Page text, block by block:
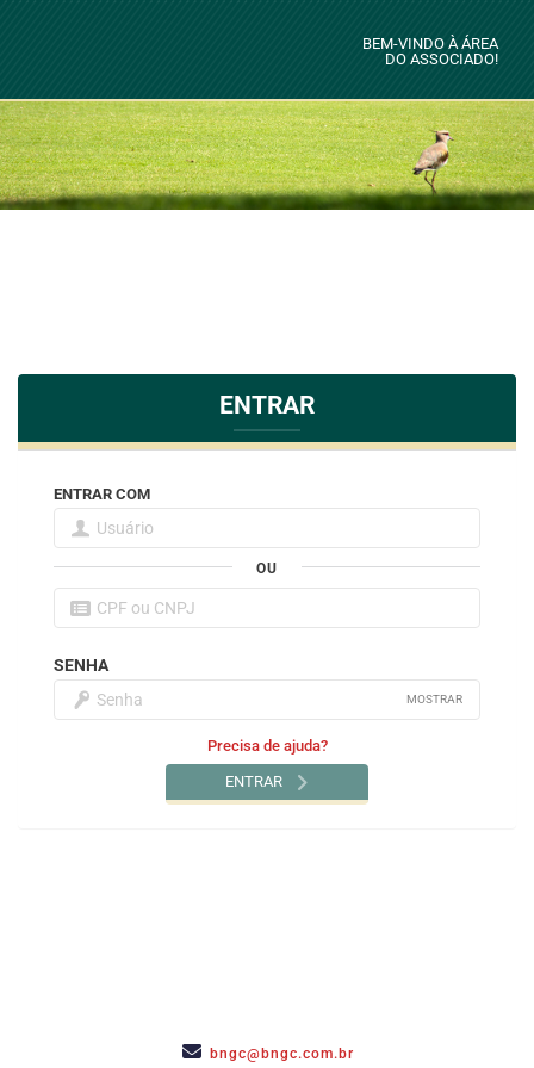
BEM-VINDO À ÁREA
DO ASSOCIADO!
ENTRAR
ENTRAR COM
OU
SENHA
MOSTRAR
Precisa de ajuda?
ENTRAR
bngc@bngc.com.br